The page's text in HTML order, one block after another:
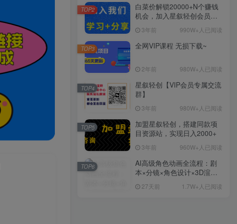
白菜价解锁20000+N个赚钱
机会，加入星叙轻创会员，
3年前 990W+人已阅读
TOP2
全网VIP课程 无损下载~
2年前 980W+人已阅读
TOP3
星叙轻创【VIP会员专属交流
群】
3年前 980W+人已阅读
TOP4
加盟星叙轻创，搭建同款项
目资源站，实现日入2000+
3年前 960W+人已阅读
TOP5
AI高级角色动画全流程：剧
本×分镜×角色设计×3D渲染×
式教学
27天前 1.7W+人已阅读
TOP6